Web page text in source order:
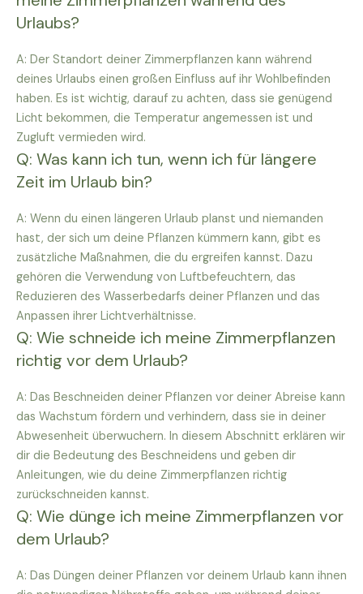
Urlaubs?
A: Der Standort deiner Zimmerpflanzen kann während
deines Urlaubs einen großen Einfluss auf ihr Wohlbefinden
haben. Es ist wichtig, darauf zu achten, dass sie genügend
Licht bekommen, die Temperatur angemessen ist und
Zugluft vermieden wird.
Q: Was kann ich tun, wenn ich für längere
Zeit im Urlaub bin?
A: Wenn du einen längeren Urlaub planst und niemanden
hast, der sich um deine Pflanzen kümmern kann, gibt es
zusätzliche Maßnahmen, die du ergreifen kannst. Dazu
gehören die Verwendung von Luftbefeuchtern, das
Reduzieren des Wasserbedarfs deiner Pflanzen und das
Anpassen ihrer Lichtverhältnisse.
Q: Wie schneide ich meine Zimmerpflanzen
richtig vor dem Urlaub?
A: Das Beschneiden deiner Pflanzen vor deiner Abreise kann
das Wachstum fördern und verhindern, dass sie in deiner
Abwesenheit überwuchern. In diesem Abschnitt erklären wir
dir die Bedeutung des Beschneidens und geben dir
Anleitungen, wie du deine Zimmerpflanzen richtig
zurückschneiden kannst.
Q: Wie dünge ich meine Zimmerpflanzen vor
dem Urlaub?
A: Das Düngen deiner Pflanzen vor deinem Urlaub kann ihnen